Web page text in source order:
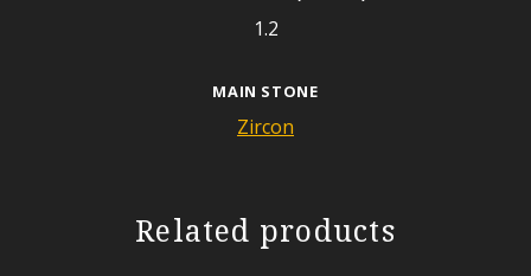
1.2
MAIN STONE
Zircon
Related products